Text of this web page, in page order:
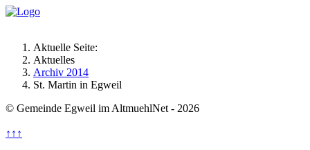
Aktuelle Seite:
Aktuelles
Archiv 2014
St. Martin in Egweil
© Gemeinde Egweil im AltmuehlNet - 2026
↑↑↑